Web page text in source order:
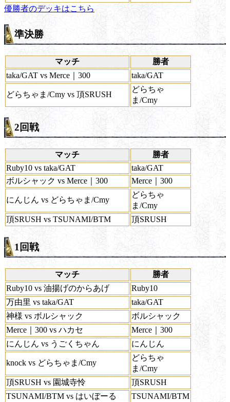
優勝者のデッキはこちら
準決勝
マッチ
勝者
taka/GAT vs Merce｜300
taka/GAT
どらちゃま/Cmy vs 頂SRUSH
どらちゃ
ま/Cmy
2回戦
マッチ
勝者
Ruby10 vs taka/GAT
taka/GAT
ボルシャック vs Merce｜300
Merce｜300
にんじん vs どらちゃま/Cmy
どらちゃ
ま/Cmy
頂SRUSH vs TSUNAMI/BTM
頂SRUSH
1回戦
マッチ
勝者
Ruby10 vs 油揚げのからあげ
Ruby10
万由里 vs taka/GAT
taka/GAT
神様 vs ボルシャック
ボルシャック
Merce｜300 vs ハカセ
Merce｜300
にんじん vs うごくちゃん
にんじん
knock vs どらちゃま/Cmy
どらちゃ
ま/Cmy
頂SRUSH vs 園城寺怜
頂SRUSH
TSUNAMI/BTM vs はいぼーる
TSUNAMI/BTM